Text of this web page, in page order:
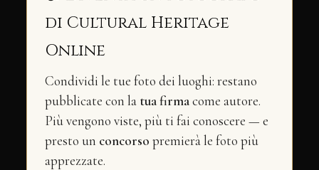
di Cultural Heritage
Online
Condividi le tue foto dei luoghi: restano
pubblicate con la tua firmacome autore.
Più vengono viste, più ti fai conoscere — e
presto un concorso premierà le foto più
apprezzate.